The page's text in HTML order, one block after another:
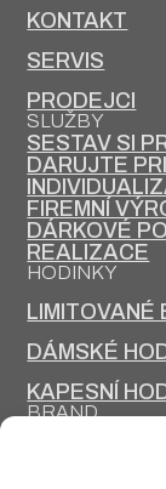
KONTAKT
SERVIS
PRODEJCI
SLUŽBY
SESTAV SI
DARUJTE
FIREMNÍ
DÁRKOVÉ
REALIZACE
HODINKY
LIMITOVANÉ
DÁMSKÉ
KAPESNÍ
BRAND